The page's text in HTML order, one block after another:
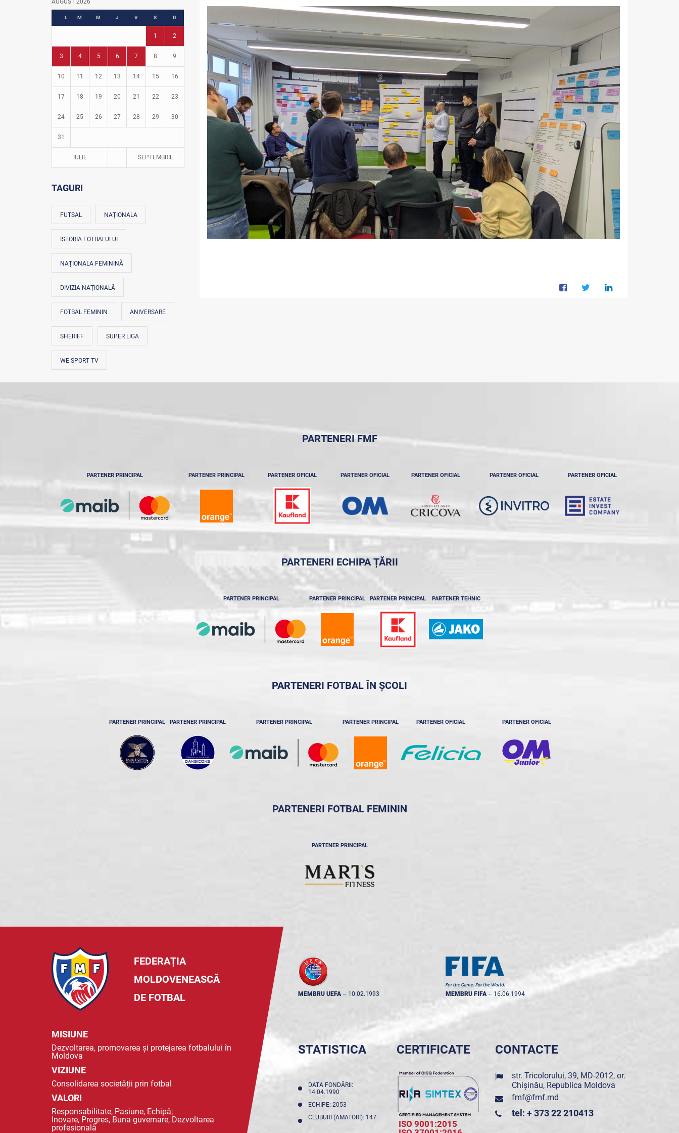
Fotbal în grădinițe
AUGUST 2026
L M M J V S D
1 2
3 4 5 6 7 8 9
10 11 12 13 14 15 16
17 18 19 20 21 22 23
24 25 26 27 28 29 30
31
IULIE SEPTEMBRIE
TAGURI
FUTSAL NAȚIONALA
ISTORIA FOTBALULUI
NAȚIONALA FEMININĂ
DIVIZIA NAȚIONALĂ
FOTBAL FEMININ ANIVERSARE
SHERIFF SUPER LIGA
WE SPORT TV
PARTENERI FMF
PARTENER PRINCIPAL PARTENER PRINCIPAL PARTENER OFICIAL PARTENER OFICIAL PARTENER OFICIAL PARTENER OFICIAL PARTENER OFICIAL
PARTENERI ECHIPA ȚĂRII
PARTENER PRINCIPAL PARTENER PRINCIPAL PARTENER PRINCIPAL PARTENER TEHNIC
PARTENERI FOTBAL ÎN ȘCOLI
PARTENER PRINCIPAL PARTENER PRINCIPAL PARTENER PRINCIPAL PARTENER PRINCIPAL PARTENER OFICIAL PARTENER OFICIAL
PARTENERI FOTBAL FEMININ
PARTENER PRINCIPAL
FEDERAȚIA
MOLDOVENEASCĂ
DE FOTBAL
MISIUNE
Dezvoltarea, promovarea și protejarea fotbalului în
Moldova
VIZIUNE
Consolidarea societății prin fotbal
VALORI
Responsabilitate, Pasiune, Echipă;
Inovare, Progres, Buna guvernare, Dezvoltarea
profesională
MEMBRU UEFA -- 10.02.1993 MEMBRU FIFA -- 16.06.1994
STATISTICA
DATA FONDĂRII:
14.04.1990
ECHIPE: 2053
CLUBURI (AMATORI): 147
CERTIFICATE
ISO 9001:2015
CONTACTE
str. Tricolorului, 39, MD-2012, or.
Chișinău, Republica Moldova
fmf@fmf.md
tel: + 373 22 210413